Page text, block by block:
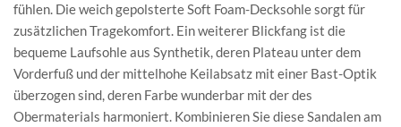
fühlen. Die weich gepolsterte Soft Foam-Decksohle sorgt für
zusätzlichen Tragekomfort. Ein weiterer Blickfang ist die
bequeme Laufsohle aus Synthetik, deren Plateau unter dem
Vorderfuß und der mittelhohe Keilabsatz mit einer Bast-Optik
überzogen sind, deren Farbe wunderbar mit der des
Obermaterials harmoniert. Kombinieren Sie diese Sandalen am